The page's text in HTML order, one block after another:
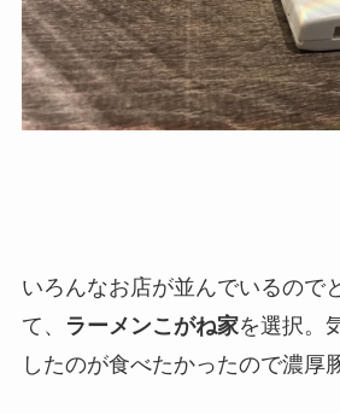
いろんなお店が並んでいるので
て、
ラーメンこがね家を選択。
したのが食べたかったので濃厚